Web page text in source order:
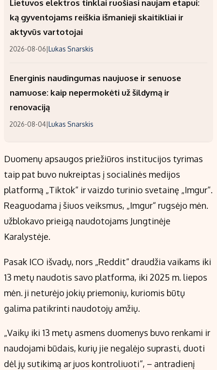
Lietuvos elektros tinklai ruošiasi naujam etapui:
ką gyventojams reiškia išmanieji skaitikliai ir
aktyvūs vartotojai
2026-08-06|Lukas Snarskis
Energinis naudingumas naujuose ir senuose
namuose: kaip nepermokėti už šildymą ir
renovaciją
2026-08-04|Lukas Snarskis
Duomenų apsaugos priežiūros institucijos tyrimas
taip pat buvo nukreiptas į socialinės medijos
platformą „Tiktok“ ir vaizdo turinio svetainę „Imgur“.
Reaguodama į šiuos veiksmus, „Imgur“ rugsėjo mėn.
užblokavo prieigą naudotojams Jungtinėje
Karalystėje.
Pasak ICO išvadų, nors „Reddit“ draudžia vaikams iki
13 metų naudotis savo platforma, iki 2025 m. liepos
mėn. ji neturėjo jokių priemonių, kuriomis būtų
galima patikrinti naudotojų amžių.
„Vaikų iki 13 metų asmens duomenys buvo renkami ir
naudojami būdais, kurių jie negalėjo suprasti, duoti
dėl jų sutikimą ar juos kontroliuoti“, – antradienį